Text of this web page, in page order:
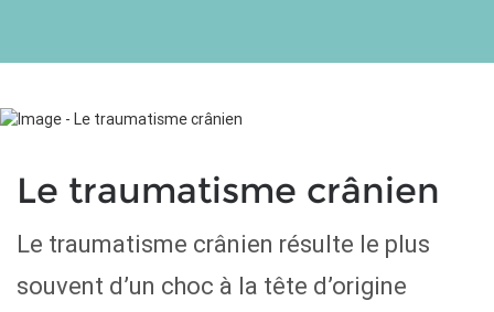
Le traumatisme crânien
Le traumatisme crânien résulte le plus
souvent d’un choc à la tête d’origine